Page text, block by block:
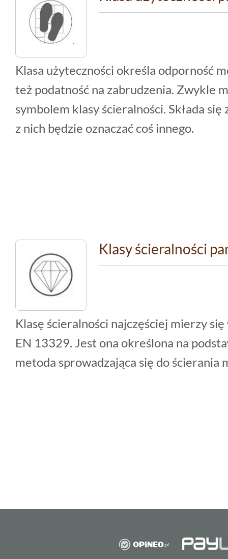
Klasa użyteczności określa odporność
też podatność na zabrudzenia. Zwykle
symbolem klasy ścieralności. Składa
z nich będzie oznaczać coś innego.
Klasy ścieralności
Klasę ścieralności najczęściej mierzy
EN 13329. Jest ona określona na
metoda sprowadzająca się do